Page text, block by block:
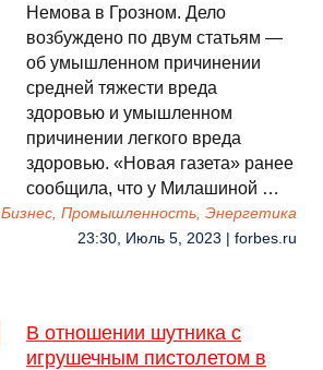
Немова в Грозном. Дело
возбуждено по двум статьям —
об умышленном причинении
средней тяжести вреда
здоровью и умышленном
причинении легкого вреда
здоровью. «Новая газета» ранее
сообщила, что у Милашиной …
Бизнес, Промышленность, Энергетика
23:30, Июль 5, 2023 | forbes.ru
В отношении шутника с
игрушечным пистолетом в